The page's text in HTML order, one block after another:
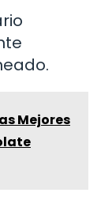
Mejores